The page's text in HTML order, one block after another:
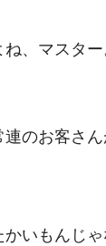
ね、マスタ
のお客さ
かいもんじ